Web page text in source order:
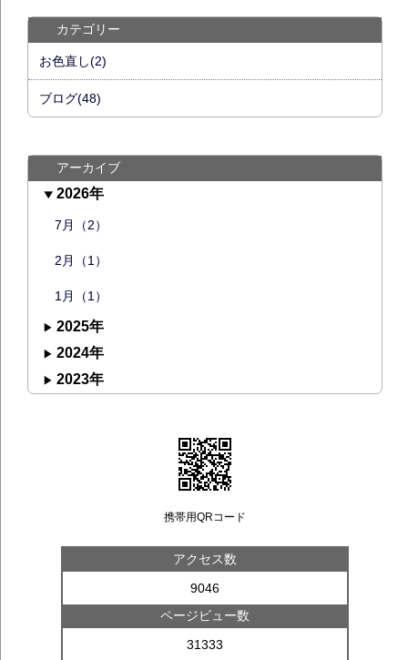
カテゴリー
お色直し(2)
ブログ(48)
アーカイブ
2026年
7月（2）
2月（1）
1月（1）
2025年
2024年
2023年
携帯用QRコード
アクセス数
9046
ページビュー数
31333